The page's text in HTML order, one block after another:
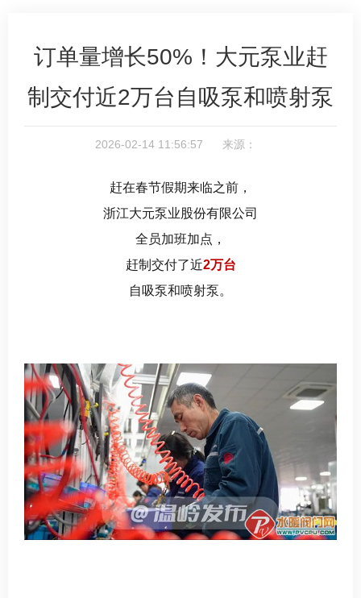
订单量增长50%！大元泵业赶
制交付近2万台自吸泵和喷射泵
2026-02-14 11:56:57 来源：
赶在春节假期来临之前，
浙江大元泵业股份有限公司
全员加班加点 ，
赶制 交付了近2万台
自吸泵和喷射泵。